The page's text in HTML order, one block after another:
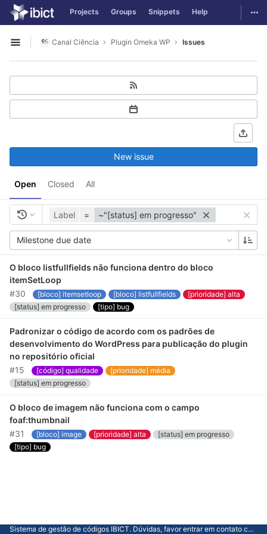
Skip to content
GitLab Projects Groups Snippets Help
Open sidebar
Canal Ciência Plugin Omeka WP Issues
Open Closed All
New issue
Label = ~"[status] em progresso"
Milestone due date
O bloco listfullfields não funciona dentro do bloco
itemSetLoop
#30
[bloco] itemsetloop [bloco] listfullfields
[prioridade] alta
[status] em progresso
[tipo] bug
Padronizar o código de acordo com os padrões de
desenvolvimento do WordPress para publicação do plugin
no repositório oficial
#15
[código] qualidade
[prioridade] média
[status] em progresso
O bloco de imagem não funciona com o campo
foaf:thumbnail
#31
[bloco] image [prioridade] alta
[status] em progresso
[tipo] bug
Sistema de gestão de códigos IBICT. Dúvidas, favor entrar em contato com a CGTI.